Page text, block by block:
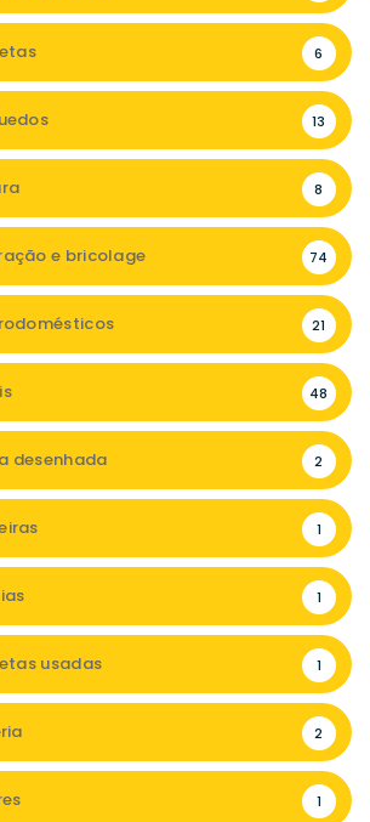
6
13
8
e bricolage 74
21
48
desenhada 2
1
1
usadas 1
2
1